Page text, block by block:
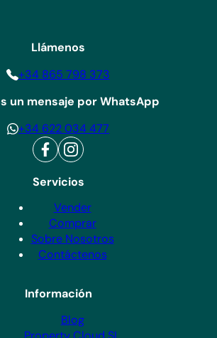
Servicios
Vender
Comprar
Sobre Nosotros
Contáctenos
Información
Blog
Llámenos
+34 865 798 373
un mensaje por WhatsApp
+34 622 034 477